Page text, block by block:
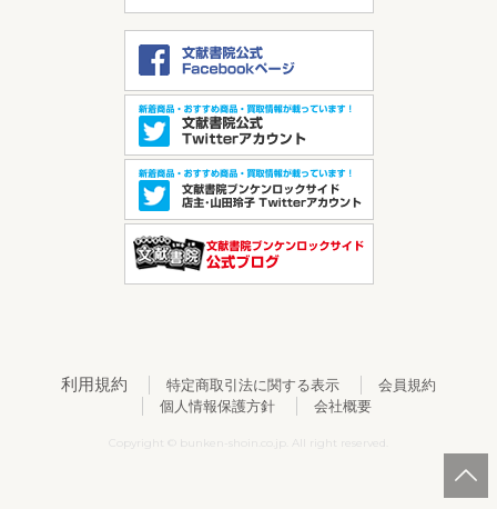
利用規約 特定商取引法に関する表示
会員規約
個人情報保護方針
会社概要
Copyright © bunken-shoin.co.jp. All right reserved.